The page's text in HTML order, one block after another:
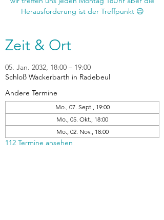
Zeit & Ort
05. Jan. 2032, 18:00 – 19:00
Schloß Wackerbarth in Radebeul
Andere Termine
Mo., 07. Sept., 19:00
Mo., 05. Okt., 18:00
Mo., 02. Nov., 18:00
112 Termine ansehen